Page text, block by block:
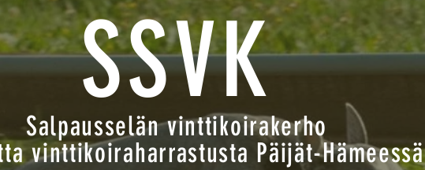
SSVK
Salpausselän vinttikoirakerho
vinttikoiraharrastusta Päijät-Hämeessä